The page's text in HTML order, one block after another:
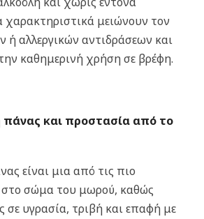
μειώνουν τον
ή αλλεργικών αντιδράσεων και
καθημερινή χρήση σε βρέφη.
και προστασία από το
είναι μια από τις πιο
στο σώμα του μωρού, καθώς
σε υγρασία, τριβή και επαφή με